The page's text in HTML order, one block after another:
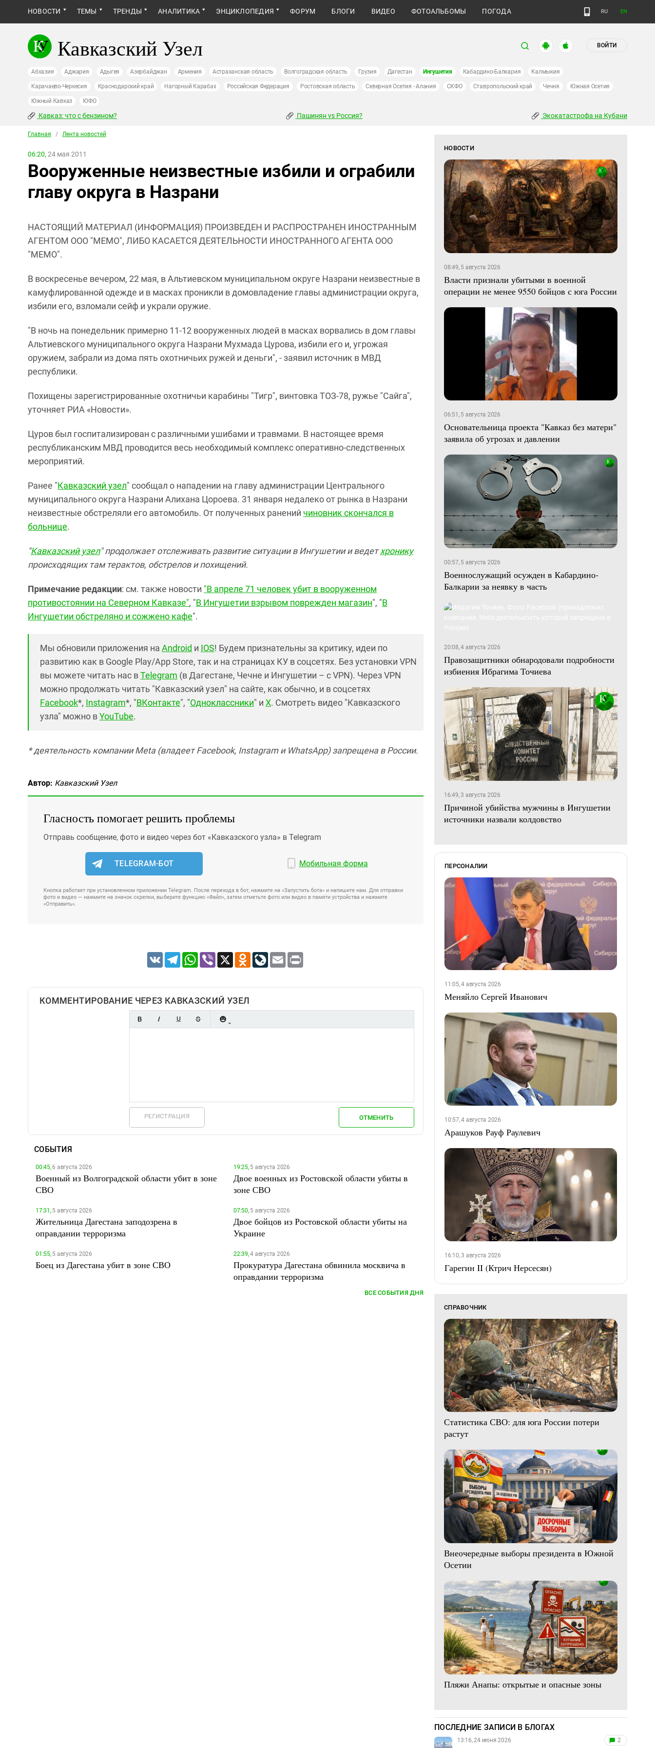
НОВОСТИ ТЕМЫ ТРЕНДЫ АНАЛИТИКА ЭНЦИКЛОПЕДИЯ ФОРУМ БЛОГИ ВИДЕО ФОТОАЛЬБОМЫ ПОГОДА RU EN
Кавказский Узел ВОЙТИ
Абхазия Аджария Адыгея Азербайджан Армения Астраханская область Волгоградская область Грузия Дагестан Ингушетия Кабардино-Балкария Калмыкия
Карачаево-Черкесия Краснодарский край Нагорный Карабах Российская Федерация Ростовская область Северная Осетия - Алания СКФО Ставропольский край Чечня Южная Осетия
Южный Кавказ ЮФО
Кавказ: что с бензином? Пашинян vs Россия? Экокатастрофа на Кубани
Главная / Лента новостей
06:20, 24 мая 2011
Вооруженные неизвестные избили и ограбили
главу округа в Назрани
НАСТОЯЩИЙ МАТЕРИАЛ (ИНФОРМАЦИЯ) ПРОИЗВЕДЕН И РАСПРОСТРАНЕН ИНОСТРАННЫМ
АГЕНТОМ ООО "МЕМО", ЛИБО КАСАЕТСЯ ДЕЯТЕЛЬНОСТИ ИНОСТРАННОГО АГЕНТА ООО
"МЕМО".
В воскресенье вечером, 22 мая, в Альтиевском муниципальном округе Назрани неизвестные в
камуфлированной одежде и в масках проникли в домовладение главы администрации округа,
избили его, взломали сейф и украли оружие.
"В ночь на понедельник примерно 11-12 вооруженных людей в масках ворвались в дом главы
Альтиевского муниципального округа Назрани Мухмада Цурова, избили его и, угрожая
оружием, забрали из дома пять охотничьих ружей и деньги", - заявил источник в МВД
республики.
Похищены зарегистрированные охотничьи карабины "Тигр", винтовка ТОЗ-78, ружье "Сайга",
уточняет РИА «Новости».
Цуров был госпитализирован с различными ушибами и травмами. В настоящее время
республиканским МВД проводится весь необходимый комплекс оперативно-следственных
мероприятий.
Ранее "Кавказский узел" сообщал о нападении на главу администрации Центрального
муниципального округа Назрани Алихана Цороева. 31 января недалеко от рынка в Назрани
неизвестные обстреляли его автомобиль. От полученных ранений чиновник скончался в
больнице.
"Кавказский узел" продолжает отслеживать развитие ситуации в Ингушетии и ведетхронику
происходящих там терактов, обстрелов и похищений.
Примечание редакции: см. также новости "В апреле 71 человек убит в вооруженном
противостоянии на Северном Кавказе", "В Ингушетии взрывом поврежден магазин", "В
Ингушетии обстреляно и сожжено кафе".
Мы обновили приложения на Android и IOS! Будем признательны за критику, идеи по
развитию как в Google Play/App Store, так и на страницах КУ в соцсетях. Без установки VPN
вы можете читать нас вTelegram (в Дагестане, Чечне и Ингушетии – с VPN). Через VPN
можно продолжать читать "Кавказский узел" на сайте, как обычно, и в соцсетях
Facebook*, Instagram*, "ВКонтакте", "Одноклассники" и X. Смотреть видео "Кавказского
узла" можно вYouTube.
* деятельность компании Meta (владеет Facebook, Instagram и WhatsApp) запрещена в России.
Автор: Кавказский Узел
Гласность помогает решить проблемы
Отправь сообщение, фото и видео через бот «Кавказского узла» в Telegram
TELEGRAM-БОТ Мобильная форма
Кнопка работает при установленном приложении Telegram. После перехода в бот, нажмите на «Запустить бота» и напишите нам. Для отправки
фото и видео — нажмите на значок скрепки, выберите функцию «Файл», затем отметьте фото или видео в памяти устройства и нажмите
«Отправить».
VK TelegramWhatsApp
Viber X Odnoklassniki
LiveJournal
Email
КОММЕНТИРОВАНИЕ ЧЕРЕЗ КАВКАЗСКИЙ УЗЕЛ
РЕГИСТРАЦИЯ ОТМЕНИТЬ
СОБЫТИЯ
00:45,6 августа 2026
Военный из Волгоградской области убит в зоне
СВО
19:25,5 августа 2026
Двое военных из Ростовской области убиты в
зоне СВО
17:31,5 августа 2026
Жительница Дагестана заподозрена в
оправдании терроризма
07:50,5 августа 2026
Двое бойцов из Ростовской области убиты на
Украине
01:55,5 августа 2026
Боец из Дагестана убит в зоне СВО
22:39,4 августа 2026
Прокуратура Дагестана обвинила москвича в
оправдании терроризма
ВСЕ СОБЫТИЯ ДНЯ
НОВОСТИ
08:49, 5 августа 2026
Власти признали убитыми в военной
операции не менее 9550 бойцов с юга России
06:51, 5 августа 2026
Основательница проекта "Кавказ без матери"
заявила об угрозах и давлении
00:57, 5 августа 2026
Военнослужащий осужден в Кабардино-
Балкарии за неявку в часть
20:08, 4 августа 2026
Правозащитники обнародовали подробности
избиения Ибрагима Точиева
16:49, 3 августа 2026
Причиной убийства мужчины в Ингушетии
источники назвали колдовство
ПЕРСОНАЛИИ
11:05, 4 августа 2026
Меняйло Сергей Иванович
10:57, 4 августа 2026
Арашуков Рауф Раулевич
16:10, 3 августа 2026
Гарегин II (Ктрич Нерсесян)
СПРАВОЧНИК
Статистика СВО: для юга России потери
растут
Внеочередные выборы президента в Южной
Осетии
Пляжи Анапы: открытые и опасные зоны
ПОСЛЕДНИЕ ЗАПИСИ В БЛОГАХ
13:16, 24 июня 2026 2